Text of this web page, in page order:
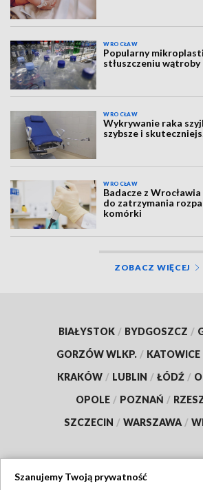
WROCŁAW
Popularny
stłuszczeniu wątroby
WROCŁAW
Wykrywanie raka
szybsze i
WROCŁAW
Badacze z
do zatrzymania
komórki
ZOBACZ WIĘCEJ
BIAŁYSTOK / BYDGOSZCZ /
GORZÓW WLKP. / KATOWICE
KRAKÓW / LUBLIN / ŁÓDŹ /
OPOLE / POZNAŃ /
SZCZECIN / WARSZAWA /
Szanujemy Twoją prywatność